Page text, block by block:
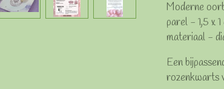
Moderne
parel - 1,5 x
materiaal -
Een
rozenkwarts